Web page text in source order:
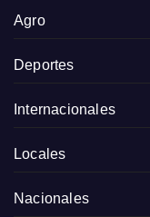
Agro
Deportes
Internacionales
Locales
Nacionales